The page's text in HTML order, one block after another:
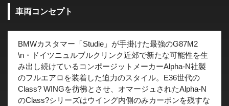
車両コンセプト
BMWカスタマー「Studie」が手掛けた最強のG87M2
\n・ドイツニュルブルクリンク近郊で新たな可能性を生
み出し続けているコンポージットメーカーAlpha-N社製
のフルエアロを装着した迫力のスタイル。E36世代の
Class? WINGを彷彿とさせ、オマージュされたAlpha-N
のClass?シリーズはウイング内側のみカーボンを残すな